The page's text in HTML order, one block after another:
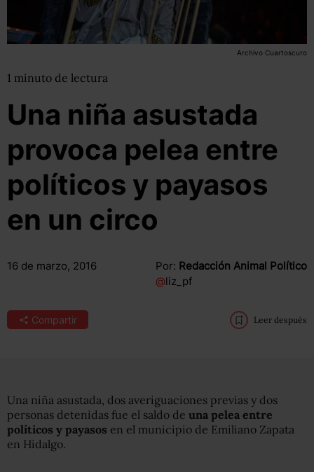
Archivo Cuartoscuro
1 minuto de lectura
Una niña asustada
provoca pelea entre
políticos y payasos
en un circo
16 de marzo, 2016 Por: Redacción Animal Político
@liz_pf
Compartir Leer después
Una niña asustada, dos averiguaciones previas y dos
personas detenidas fue el saldo de una pelea entre
políticos y payasos en el municipio de Emiliano Zapata
en Hidalgo.